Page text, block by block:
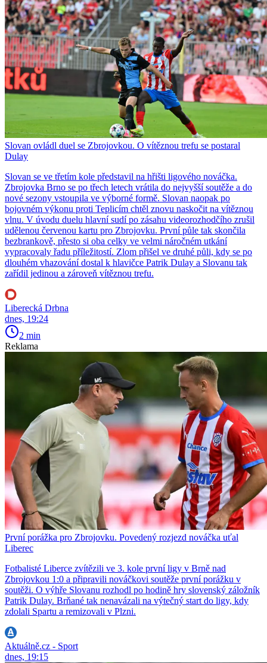
Slovan ovládl duel se Zbrojovkou. O vítěznou trefu se postaral
Dulay
Slovan se ve třetím kole představil na hřišti ligového nováčka.
Zbrojovka Brno se po třech letech vrátila do nejvyšší soutěže a do
nové sezony vstoupila ve výborné formě. Slovan naopak po
bojovném výkonu proti Teplicím chtěl znovu naskočit na vítěznou
vlnu. V úvodu duelu hlavní sudí po zásahu videorozhodčího zrušil
udělenou červenou kartu pro Zbrojovku. První půle tak skončila
bezbrankově, přesto si oba celky ve velmi náročném utkání
vypracovaly řadu příležitostí. Zlom přišel ve druhé půli, kdy se po
dlouhém vhazování dostal k hlavičce Patrik Dulay a Slovanu tak
zařídil jedinou a zároveň vítěznou trefu.
Liberecká Drbna
dnes, 19:24
2 min
Reklama
První porážka pro Zbrojovku. Povedený rozjezd nováčka uťal
Liberec
Fotbalisté Liberce zvítězili ve 3. kole první ligy v Brně nad
Zbrojovkou 1:0 a připravili nováčkovi soutěže první porážku v
soutěži. O výhře Slovanu rozhodl po hodině hry slovenský záložník
Patrik Dulay. Brňané tak nenavázali na výtečný start do ligy, kdy
zdolali Spartu a remizovali v Plzni.
Aktuálně.cz - Sport
dnes, 19:15